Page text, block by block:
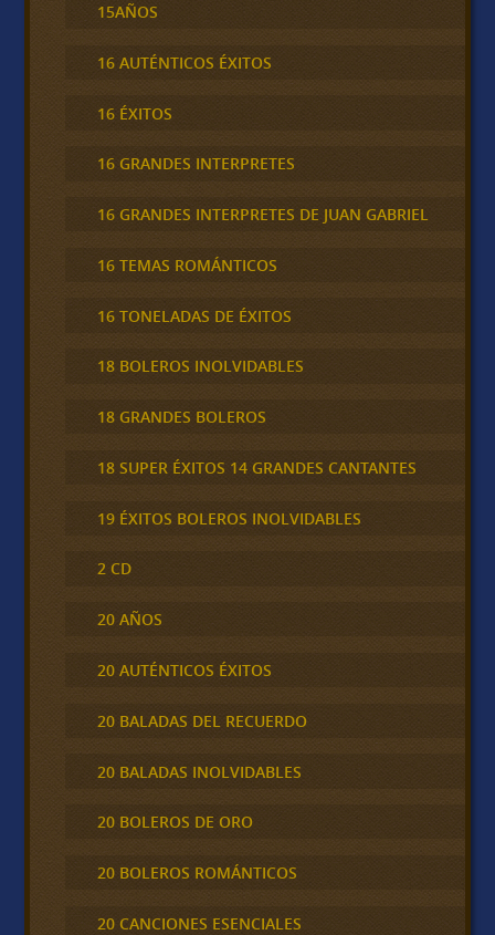
15AÑOS
16 AUTÉNTICOS ÉXITOS
16 ÉXITOS
16 GRANDES INTERPRETES
16 GRANDES INTERPRETES DE JUAN GABRIEL
16 TEMAS ROMÁNTICOS
16 TONELADAS DE ÉXITOS
18 BOLEROS INOLVIDABLES
18 GRANDES BOLEROS
18 SUPER ÉXITOS 14 GRANDES CANTANTES
19 ÉXITOS BOLEROS INOLVIDABLES
2 CD
20 AÑOS
20 AUTÉNTICOS ÉXITOS
20 BALADAS DEL RECUERDO
20 BALADAS INOLVIDABLES
20 BOLEROS DE ORO
20 BOLEROS ROMÁNTICOS
20 CANCIONES ESENCIALES